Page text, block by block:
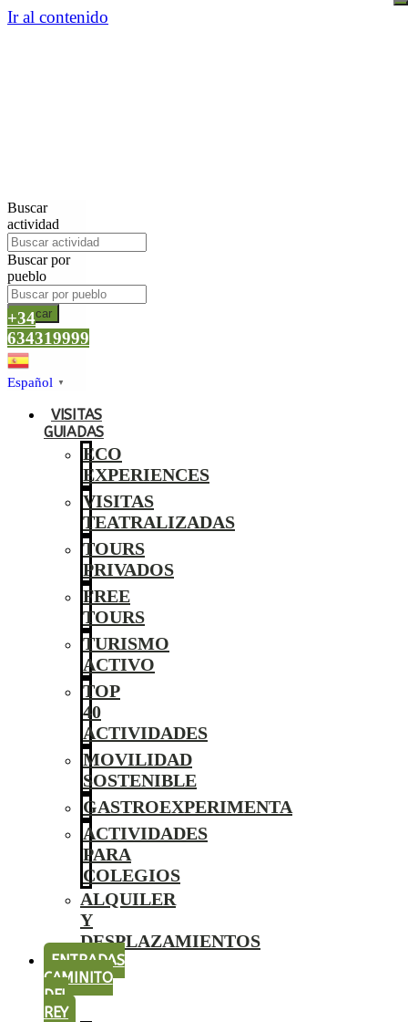
Ir al contenido
Buscar
actividad
Buscar por
pueblo
Buscar
+34
634319999
Español ▼
VISITAS
GUIADAS
ECO
EXPERIENCES
VISITAS
TEATRALIZADAS
TOURS
PRIVADOS
FREE
TOURS
TURISMO
ACTIVO
TOP
40
ACTIVIDADES
MOVILIDAD
SOSTENIBLE
GASTROEXPERIMENTA
ACTIVIDADES
PARA
COLEGIOS
ALQUILER
Y
DESPLAZAMIENTOS
ENTRADAS
CAMINITO
DEL
REY